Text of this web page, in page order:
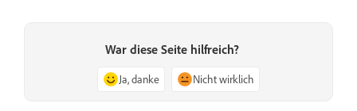
War diese Seite hilfreich?
Ja, danke Nicht wirklich